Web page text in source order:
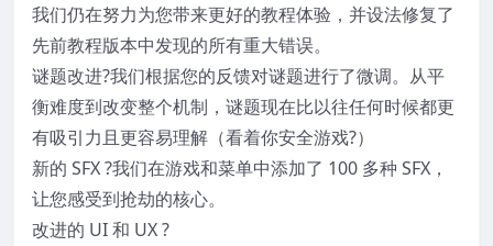
我们仍在努力为您带来更好的教程体验，并设法修复了
先前教程版本中发现的所有重大错误。
谜题改进?️我们根据您的反馈对谜题进行了微调。从平
衡难度到改变整个机制，谜题现在比以往任何时候都更
有吸引力且更容易理解（看着你安全游戏?）
新的 SFX ?我们在游戏和菜单中添加了 100 多种 SFX，
让您感受到抢劫的核心。
改进的 UI 和 UX ?